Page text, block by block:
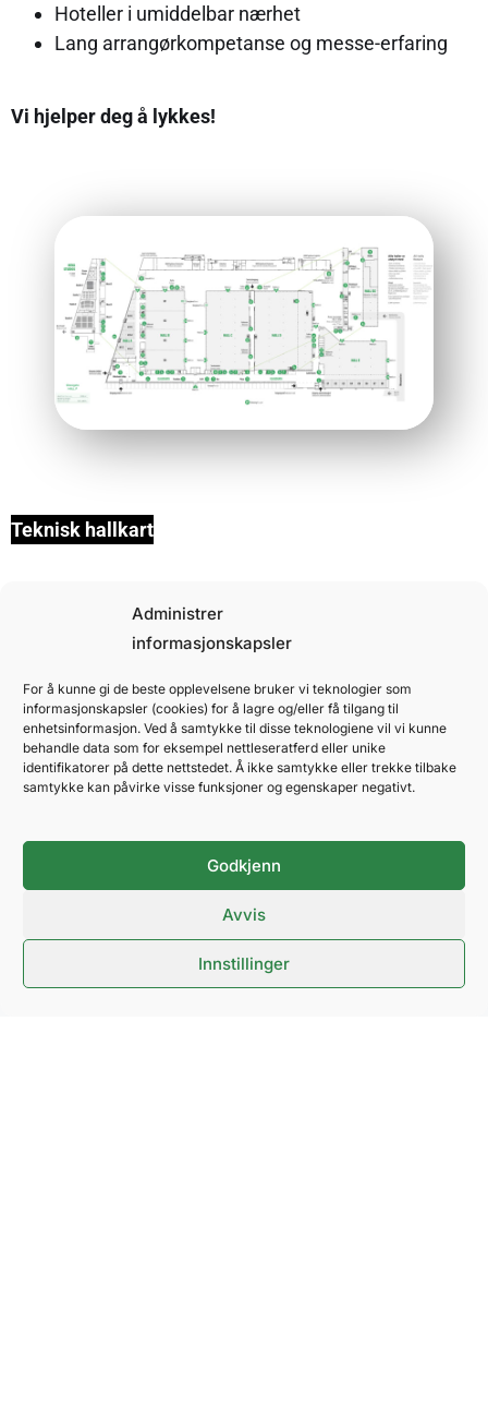
Administrer
informasjonskapsler
For å kunne gi de beste opplevelsene bruker vi teknologier som
informasjonskapsler (cookies) for å lagre og/eller få tilgang til
enhetsinformasjon. Ved å samtykke til disse teknologiene vil vi kunne
behandle data som for eksempel nettleseratferd eller unike
identifikatorer på dette nettstedet. Å ikke samtykke eller trekke tilbake
samtykke kan påvirke visse funksjoner og egenskaper negativt.
Godkjenn
Avvis
Innstillinger
Hoteller i umiddelbar nærhet
Lang arrangørkompetanse og messe-erfaring
Vi hjelper deg å lykkes!
Teknisk hallkart
MOTTA VÅRT NYHETSBREV
Hold deg oppdatert på kommende arrangementer og
viktige nyheter.